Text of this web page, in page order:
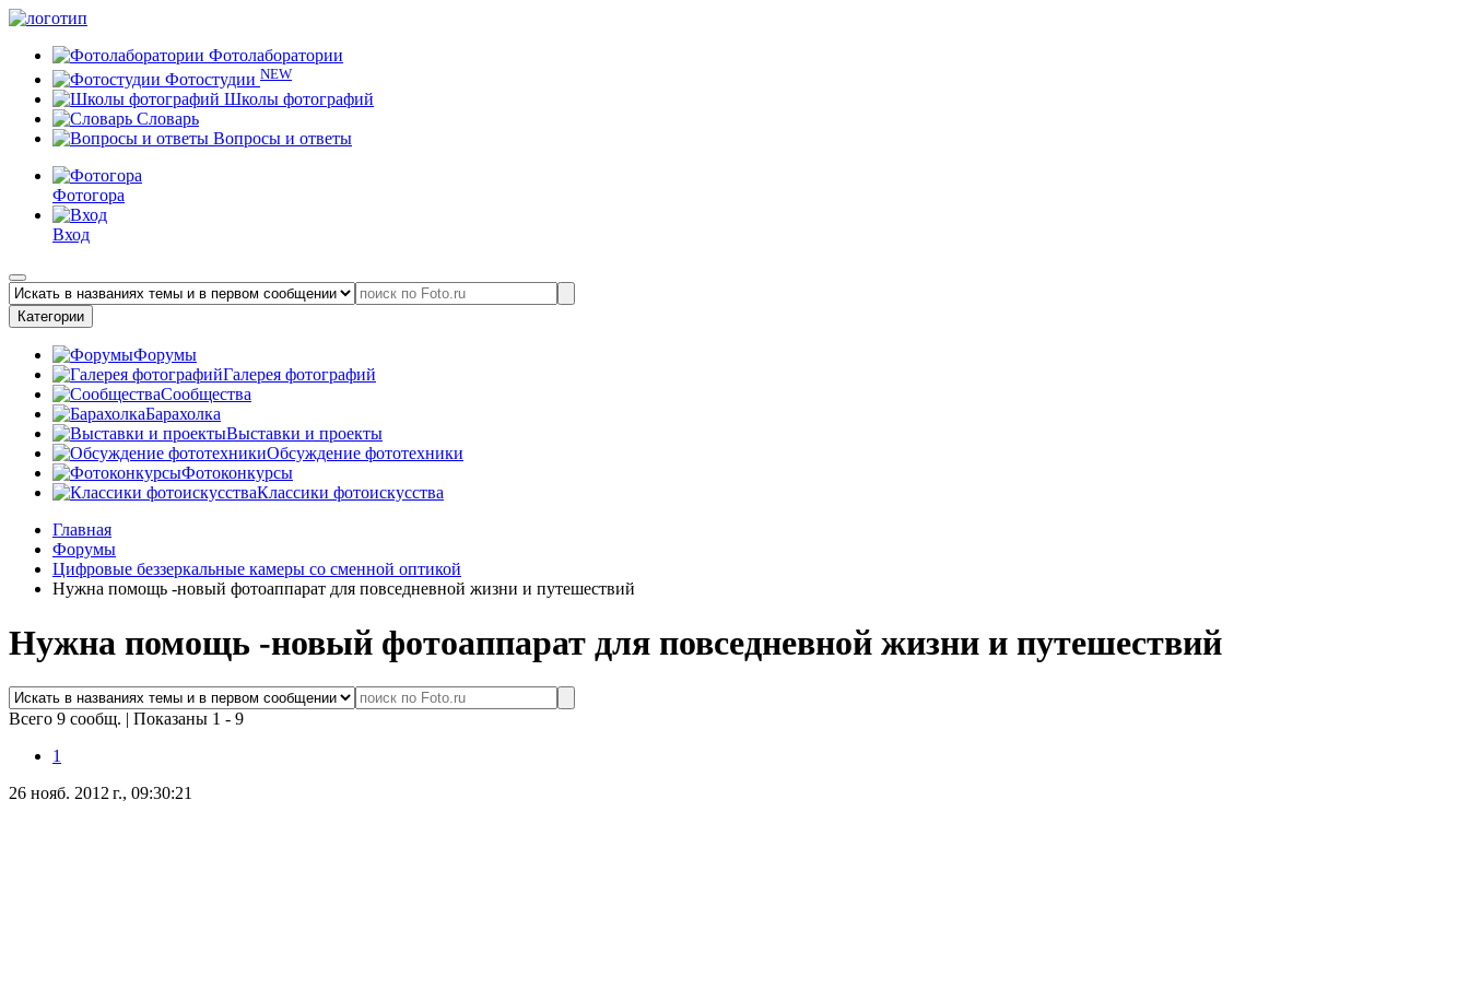
Фотолаборатории
Фотостудии NEW
Школы фотографий
Словарь
Вопросы и ответы
Фотогора
Вход
Категории
Форумы
Галерея фотографий
Сообщества
Барахолка
Выставки и проекты
Обсуждение фототехники
Фотоконкурсы
Классики фотоискусства
Главная
Форумы
Цифровые беззеркальные камеры со сменной оптикой
Нужна помощь -новый фотоаппарат для повседневной жизни и путешествий
Нужна помощь -новый фотоаппарат для повседневной жизни и путешествий
Всего 9 сообщ. | Показаны 1 - 9
1
26 нояб. 2012 г., 09:30:21